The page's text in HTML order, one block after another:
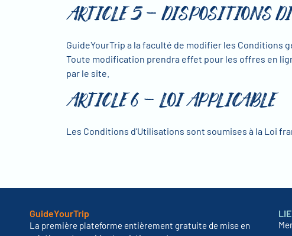
ARTICLE 5 – DISPOSITIONS
GuideYourTrip a la faculté de modifier les Conditions
Toute modification prendra effet pour les offres en
par le site.
ARTICLE 6 – LOI APPLICABLE
Les Conditions d’Utilisations sont soumises à la Loi
GuideYourTrip
La première plateforme entièrement gratuite de mise en